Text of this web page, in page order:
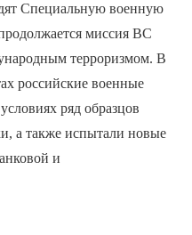
Специальную военную
миссия ВС
терроризмом. В
российские военные
ряд образцов
а также испытали новые
и